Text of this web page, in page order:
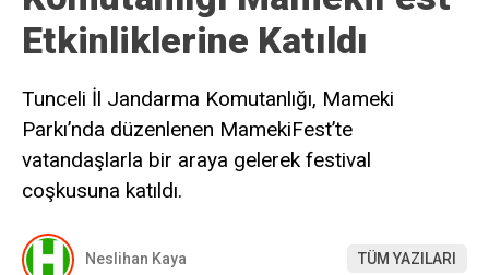
Etkinliklerine Katıldı
Tunceli İl Jandarma Komutanlığı, Mameki
Parkı’nda düzenlenen MamekiFest’te
vatandaşlarla bir araya gelerek festival
coşkusuna katıldı.
Neslihan Kaya TÜM YAZILARI